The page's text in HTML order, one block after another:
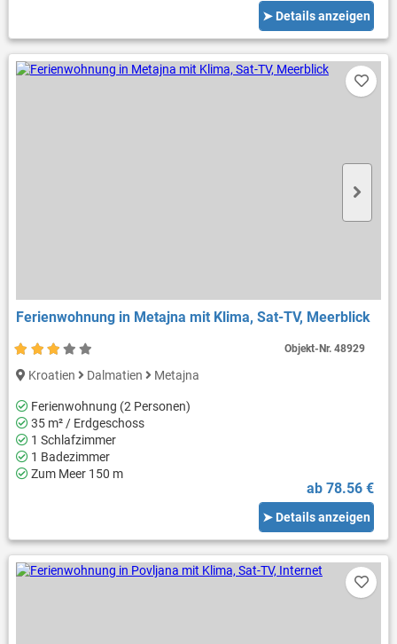
➤ Details anzeigen
Ferienwohnung in Metajna mit Klima, Sat-TV, Meerblick
Kroatien Dalmatien Metajna
Ferienwohnung (2 Personen)
35 m² / Erdgeschoss
1 Schlafzimmer
1 Badezimmer
Zum Meer 150 m
ab 78.56 €
➤ Details anzeigen
Objekt-Nr.48929